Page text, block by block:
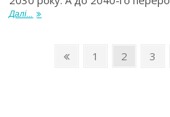
Далі...
1 2 3